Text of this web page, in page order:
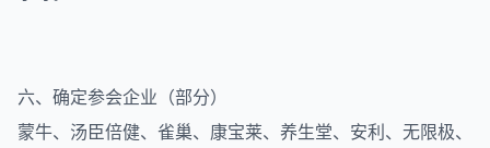
六、确定参会企业（部分）
蒙牛、汤臣倍健、雀巢、康宝莱、养生堂、安利、无限极、